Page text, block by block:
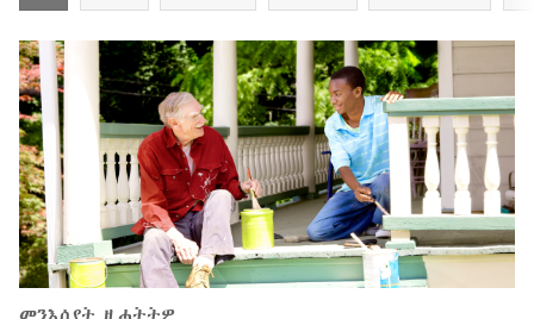
መንእሰያት ዚሓትትዎ